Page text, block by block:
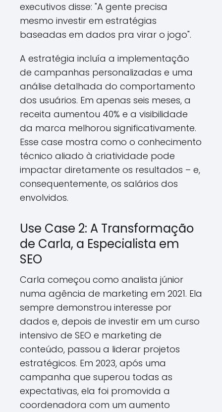
executivos disse: "A gente precisa
mesmo investir em estratégias
baseadas em dados pra virar o jogo".
A estratégia incluía a implementação
de campanhas personalizadas e uma
análise detalhada do comportamento
dos usuários. Em apenas seis meses, a
receita aumentou 40% e a visibilidade
da marca melhorou significativamente.
Esse case mostra como o conhecimento
técnico aliado à criatividade pode
impactar diretamente os resultados – e,
consequentemente, os salários dos
envolvidos.
Use Case 2: A Transformação
de Carla, a Especialista em
SEO
Carla começou como analista júnior
numa agência de marketing em 2021. Ela
sempre demonstrou interesse por
dados e, depois de investir em um curso
intensivo de SEO e marketing de
conteúdo, passou a liderar projetos
estratégicos. Em 2023, após uma
campanha que superou todas as
expectativas, ela foi promovida a
coordenadora com um aumento